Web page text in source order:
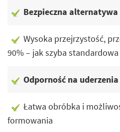
Bezpieczna alternatywa
Wysoka przejrzystość,
90% – jak szyba standardowa
Odporność na
Łatwa obróbka i
formowania